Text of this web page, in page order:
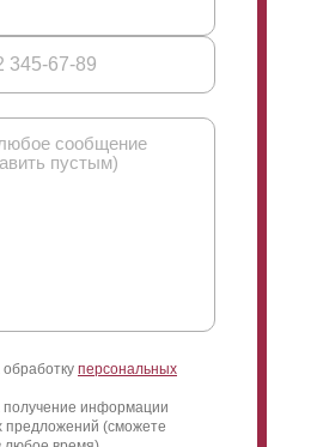
персональных
получение информации
предложений (сможете